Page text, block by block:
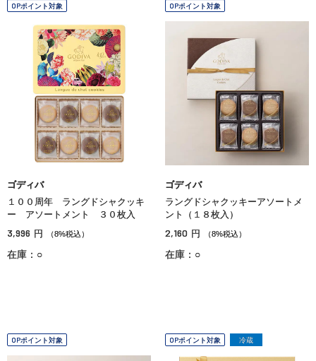
OPポイント対象
ゴディバ
１００周年 ラングドシャクッキ
ー アソートメント ３０枚入
3,996 円 （8%税込）
在庫：○
OPポイント対象
ゴディバ
ラングドシャクッキーアソートメ
ント（１８枚入）
2,160 円 （8%税込）
在庫：○
OPポイント対象 OPポイント対象 冷蔵